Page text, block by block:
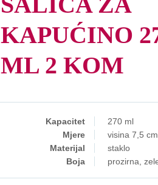
KAPUĆINO
ML 2 KOM
Kapacitet
270 ml
Mjere
visina 7,5 cm
Materijal
staklo
Boja
prozirna,